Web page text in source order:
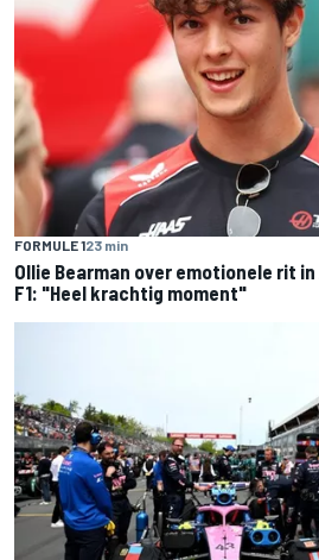
FORMULE 123 min
Ollie Bearman over emotionele rit
F1: "Heel krachtig moment"